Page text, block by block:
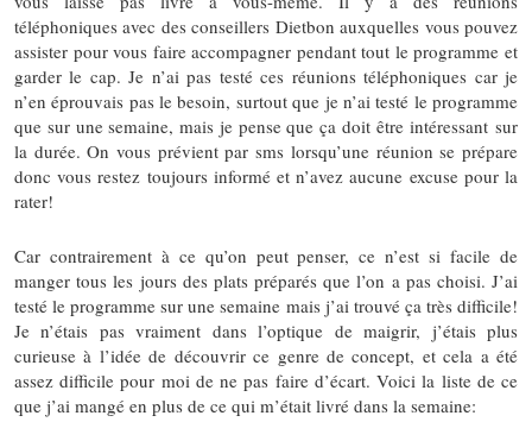
téléphoniques avec des conseillers Dietbon auxquelles vous pouvez
assister pour vous faire accompagner pendant tout le programme et
garder le cap. Je n’ai pas testé ces réunions téléphoniques car je
n’en éprouvais pas le besoin, surtout que je n’ai testé le programme
que sur une semaine, mais je pense que ça doit être intéressant sur
la durée. On vous prévient par sms lorsqu’une réunion se prépare
donc vous restez toujours informé et n’avez aucune excuse pour la
rater!
Car contrairement à ce qu’on peut penser, ce n’est si facile de
manger tous les jours des plats préparés que l’on a pas choisi. J’ai
testé le programme sur une semaine mais j’ai trouvé ça très difficile!
Je n’étais pas vraiment dans l’optique de maigrir, j’étais plus
curieuse à l’idée de découvrir ce genre de concept, et cela a été
assez difficile pour moi de ne pas faire d’écart. Voici la liste de ce
que j’ai mangé en plus de ce qui m’était livré dans la semaine: